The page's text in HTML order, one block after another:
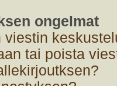
ongelmat
viestin
tai poista